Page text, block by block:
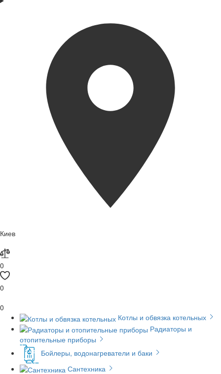
Киев
0
0
0
Котлы и обвязка котельных
Радиаторы и
отопительные приборы
Бойлеры, водонагреватели и баки
Сантехника